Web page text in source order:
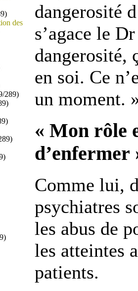
des
289)
dangerosité
s’agace le
dangerosité,
en soi. Ce
un moment.
« Mon rôle
d’enfermer
Comme lui,
psychiatres
les abus de
les atteintes
patients.